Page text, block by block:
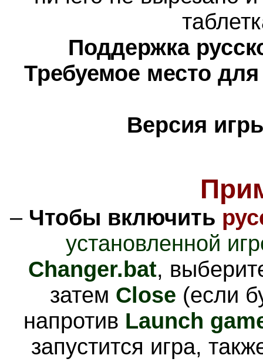
Поддержка
Требуемое место
Версия
– Чтобы включить
установленной
Changer.bat,
затем Close (если
напротив Launch
запустится игра,